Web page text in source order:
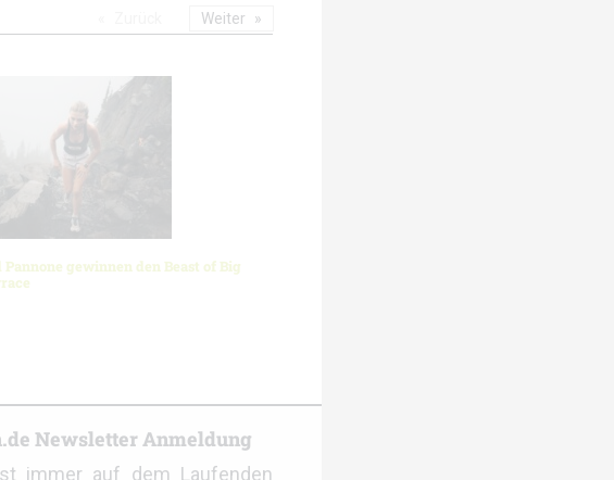
gewinnen den Beast of Big
Weiter
Newsletter Anmeldung
immer auf dem Laufenden